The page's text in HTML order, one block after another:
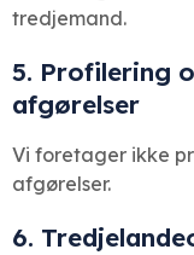
tredjemand.
5. Profilering
afgørelser
Vi foretager ikke
afgørelser.
6.